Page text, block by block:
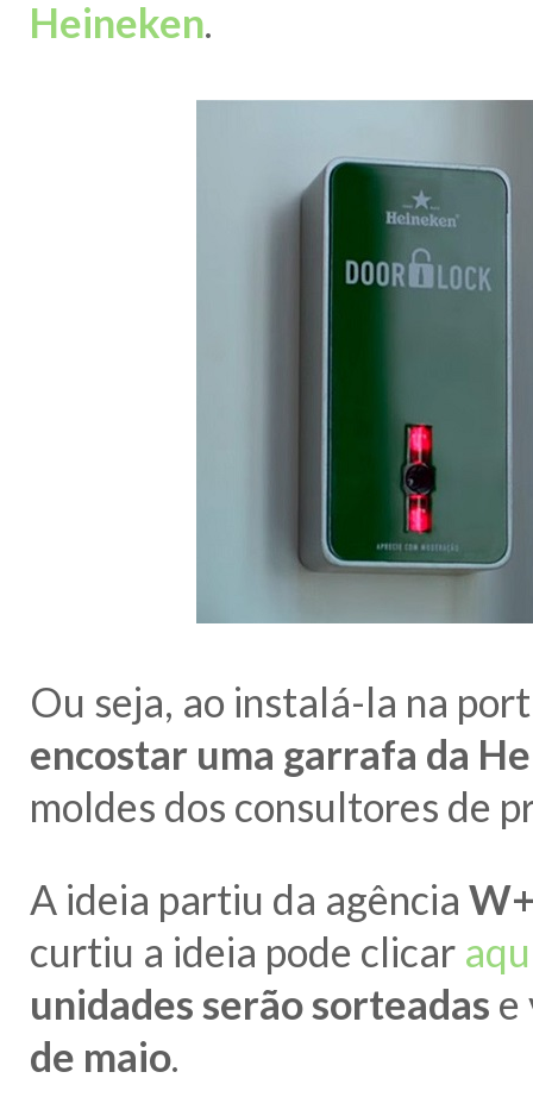
Heineken.
Ou seja, ao instalá-la na
encostar uma garrafa da
moldes dos consultores de
A ideia partiu da agência
curtiu a ideia pode clicar
unidades serão sorteadas e
de maio.